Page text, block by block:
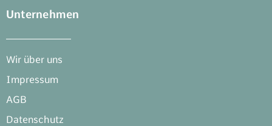
Unternehmen
Wir über uns
Impressum
AGB
Datenschutz